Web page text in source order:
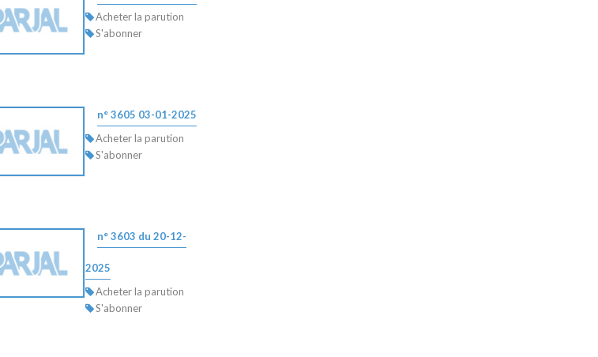
Acheter la parution
S'abonner
n° 3605 03-01-2025
Acheter la parution
S'abonner
n° 3603 du 20-12-
2025
Acheter la parution
S'abonner